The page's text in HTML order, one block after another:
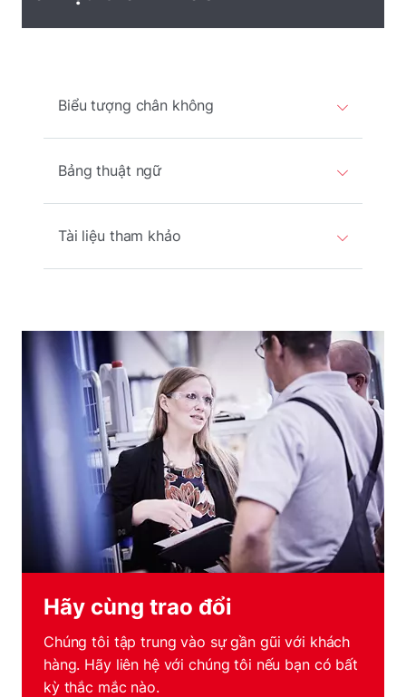
Biểu tượng chân không
Bảng thuật ngữ
Tài liệu tham khảo
Hãy cùng trao đổi
Chúng tôi tập trung vào sự gần gũi với khách
hàng. Hãy liên hệ với chúng tôi nếu bạn có bất
kỳ thắc mắc nào.